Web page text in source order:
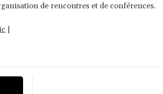
de rencontres et de conférences.
|